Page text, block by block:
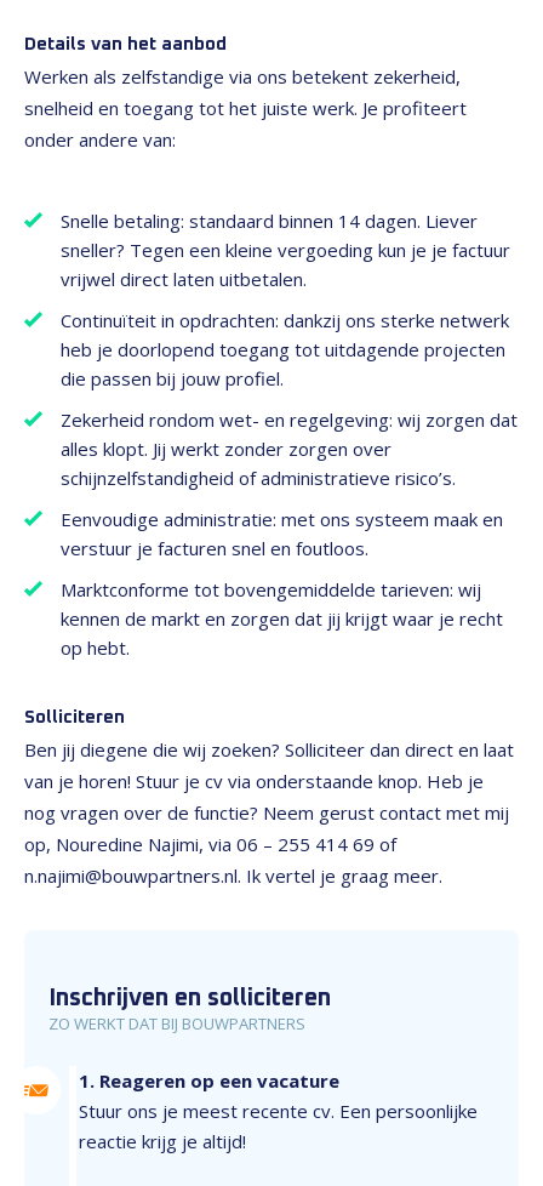
Details van het aanbod
Werken als zelfstandige via ons betekent zekerheid,
snelheid en toegang tot het juiste werk. Je profiteert
onder andere van:
Snelle betaling: standaard binnen 14 dagen. Liever
sneller? Tegen een kleine vergoeding kun je je factuur
vrijwel direct laten uitbetalen.
Continuïteit in opdrachten: dankzij ons sterke netwerk
heb je doorlopend toegang tot uitdagende projecten
die passen bij jouw profiel.
Zekerheid rondom wet- en regelgeving: wij zorgen dat
alles klopt. Jij werkt zonder zorgen over
schijnzelfstandigheid of administratieve risico’s.
Eenvoudige administratie: met ons systeem maak en
verstuur je facturen snel en foutloos.
Marktconforme tot bovengemiddelde tarieven: wij
kennen de markt en zorgen dat jij krijgt waar je recht
op hebt.
Solliciteren
Ben jij diegene die wij zoeken? Solliciteer dan direct en laat
van je horen! Stuur je cv via onderstaande knop. Heb je
nog vragen over de functie? Neem gerust contact met mij
op, Nouredine Najimi, via 06 – 255 414 69 of
n.najimi@bouwpartners.nl. Ik vertel je graag meer.
Inschrijven en solliciteren
ZO WERKT DAT BIJ BOUWPARTNERS
1. Reageren op een vacature
Stuur ons je meest recente cv. Een persoonlijke
reactie krijg je altijd!